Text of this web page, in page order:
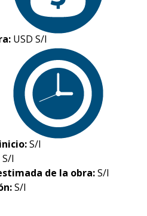
USD S/I
S/I
S/I
de la obra:S/I
S/I